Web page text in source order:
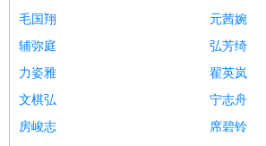
毛国翔
元茜婉
辅弥庭
弘芳绮
力姿雅
翟英岚
文棋弘
宁志舟
房峻志
席碧铃